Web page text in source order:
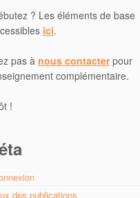
? Les éléments de base
ici.
pas à nous contacterpour
complémentaire.
!
des publications